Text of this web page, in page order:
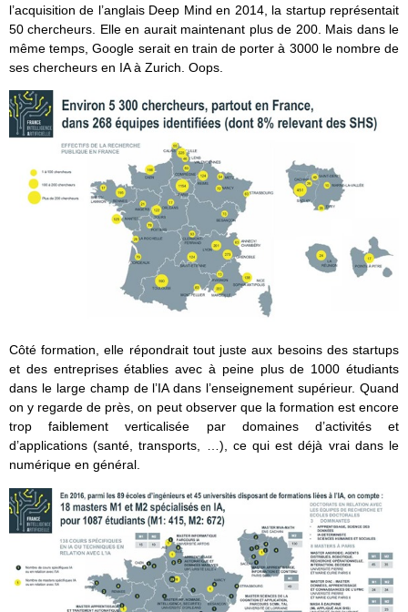
l’acquisition de l’anglais Deep Mind en 2014, la startup représentait
50 chercheurs. Elle en aurait maintenant plus de 200. Mais dans le
même temps, Google serait en train de porter à 3000 le nombre de
ses chercheurs en IA à Zurich. Oops.
Côté formation, elle répondrait tout juste aux besoins des startups
et des entreprises établies avec à peine plus de 1000 étudiants
dans le large champ de l’IA dans l’enseignement supérieur. Quand
on y regarde de près, on peut observer que la formation est encore
trop faiblement verticalisée par domaines d’activités et
d’applications (santé, transports, …), ce qui est déjà vrai dans le
numérique en général.